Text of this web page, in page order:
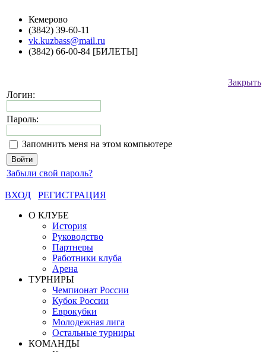
Кемерово
(3842) 39-60-11
vk.kuzbass@mail.ru
(3842) 66-00-84 [БИЛЕТЫ]
Закрыть
Логин:
Пароль:
Запомнить меня на этом компьютере
Забыли свой пароль?
ВХОД
РЕГИСТРАЦИЯ
О КЛУБЕ
История
Руководство
Партнеры
Работники клуба
Арена
ТУРНИРЫ
Чемпионат России
Кубок России
Еврокубки
Молодежная лига
Остальные турниры
КОМАНДЫ